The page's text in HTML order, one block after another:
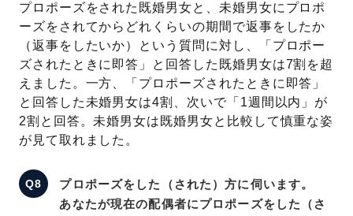
プロポーズをされた既婚男女と、未婚男女にプロポ
ーズをされてからどれくらいの期間で返事をしたか
（返事をしたいか）という質問に対し、「プロポー
ズされたときに即答」と回答した既婚男女は7割を超
えました。一方、「プロポーズされたときに即答」
と回答した未婚男女は4割、次いで「1週間以内」が
2割と回答。未婚男女は既婚男女と比較して慎重な姿
が見て取れました。
プロポーズをした（された）方に伺います。
あなたが現在の配偶者にプロポーズをした（さ